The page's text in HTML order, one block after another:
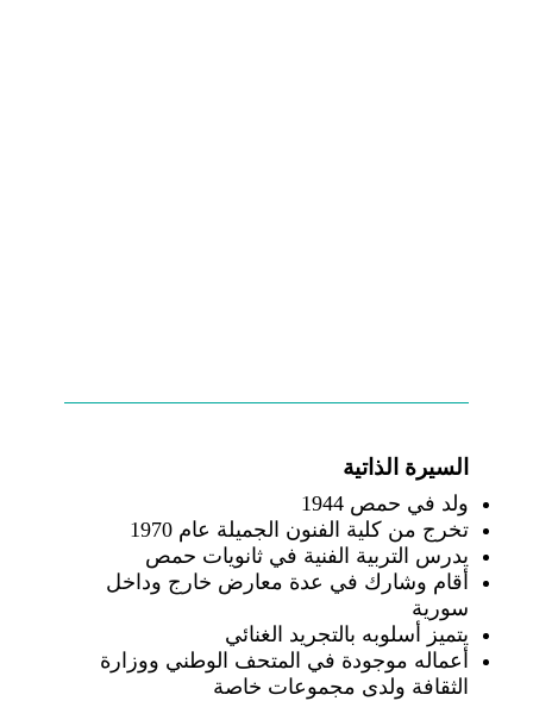
السيرة الذاتية
ولد في حمص 1944
تخرج من كلية الفنون الجميلة عام 1970
يدرس التربية الفنية في ثانويات حمص
أقام وشارك في عدة معارض خارج وداخل
سورية
يتميز أسلوبه بالتجريد الغنائي
أعماله موجودة في المتحف الوطني ووزارة
الثقافة ولدى مجموعات خاصة